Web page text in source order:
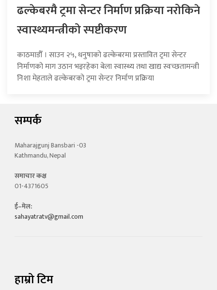
ढल्केबरमै ट्रमा सेन्टर निर्माण प्रक्रिया नरोकिने
स्वास्थ्यमन्त्रीको स्पष्टीकरण
काठमाडौँ । साउन २५, धनुषाको ढल्केबरमा प्रस्तावित ट्रमा सेन्टर
निर्माणको माग उठान भइरहेका बेला स्वास्थ्य तथा खाद्य स्वच्छतामन्त्री
निशा मेहताले ढल्केबरको ट्रमा सेन्टर निर्माण प्रक्रिया
सम्पर्क
Maharajgunj Bansbari -03
Kathmandu, Nepal
समाचार कक्ष
01-4371605
ई–मेल:
sahayatratv@gmail.com
हाम्रो टिम